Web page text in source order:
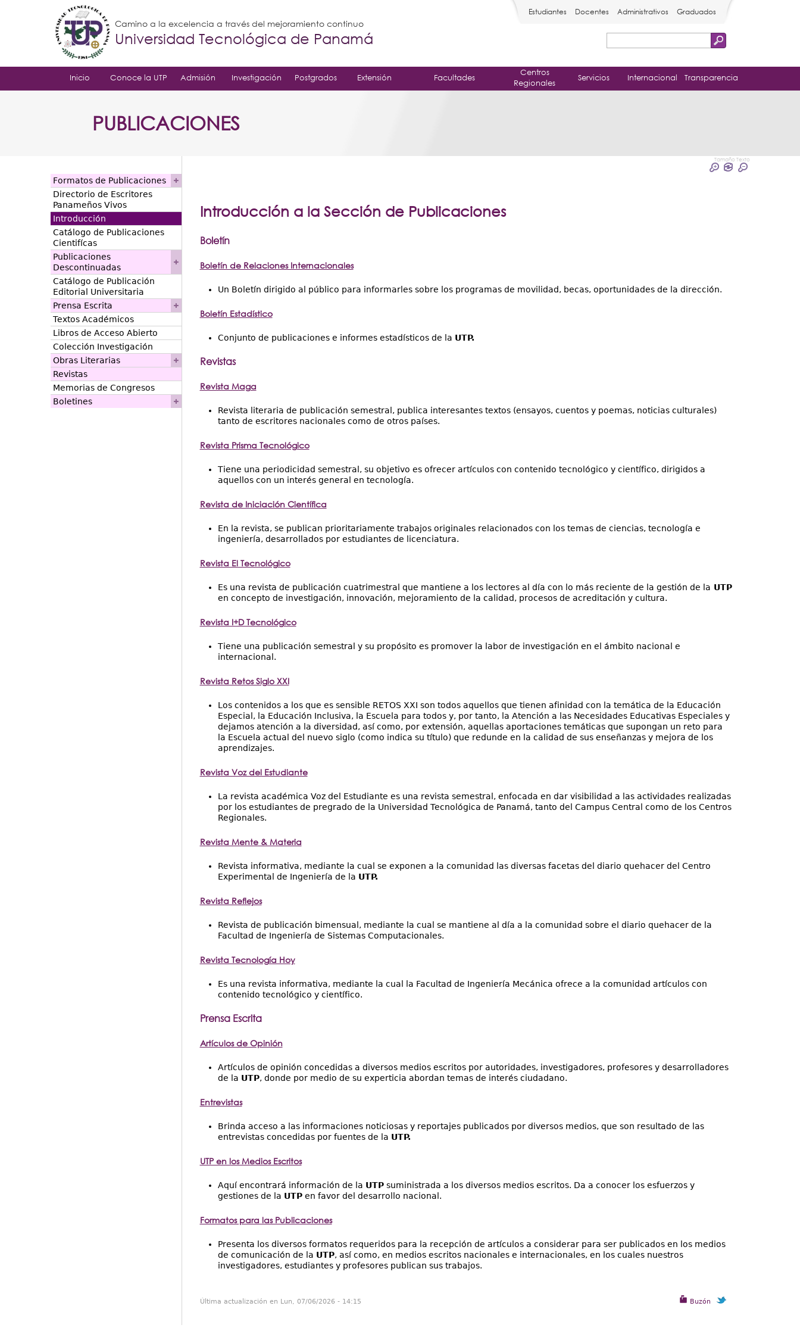
de
Estudiantes Docentes Administrativos Graduados
Camino a la excelencia a través del mejoramiento continuo
Universidad Tecnológica de Panamá
Inicio Conoce la UTP Admisión Investigación Postgrados Extensión Facultades
Centros
Regionales
Servicios Internacional Transparencia
PUBLICACIONES
Tamaño Texto
Introducción a la Sección de Publicaciones
Boletín
Boletín de Relaciones Internacionales
Un Boletín dirigido al público para informarles sobre los programas de movilidad, becas, oportunidades de la dirección.
Boletín Estadístico
Conjunto de publicaciones e informes estadísticos de la UTP.
Revistas
Revista Maga
Revista literaria de publicación semestral, publica interesantes textos (ensayos, cuentos y poemas, noticias culturales)
tanto de escritores nacionales como de otros países.
Revista Prisma Tecnológico
Tiene una periodicidad semestral, su objetivo es ofrecer artículos con contenido tecnológico y científico, dirigidos a
aquellos con un interés general en tecnología.
Revista de Iniciación Científica
En la revista, se publican prioritariamente trabajos originales relacionados con los temas de ciencias, tecnología e
ingeniería, desarrollados por estudiantes de licenciatura.
Revista El Tecnológico
Es una revista de publicación cuatrimestral que mantiene a los lectores al día con lo más reciente de la gestión de la UTP
en concepto de investigación, innovación, mejoramiento de la calidad, procesos de acreditación y cultura.
Revista I+D Tecnológico
Tiene una publicación semestral y su propósito es promover la labor de investigación en el ámbito nacional e
internacional.
Revista Retos Siglo XXI
Los contenidos a los que es sensible RETOS XXI son todos aquellos que tienen afinidad con la temática de la Educación
Especial, la Educación Inclusiva, la Escuela para todos y, por tanto, la Atención a las Necesidades Educativas Especiales y
dejamos atención a la diversidad, así como, por extensión, aquellas aportaciones temáticas que supongan un reto para
la Escuela actual del nuevo siglo (como indica su título) que redunde en la calidad de sus enseñanzas y mejora de los
aprendizajes.
Revista Voz del Estudiante
La revista académica Voz del Estudiante es una revista semestral, enfocada en dar visibilidad a las actividades realizadas
por los estudiantes de pregrado de la Universidad Tecnológica de Panamá, tanto del Campus Central como de los Centros
Regionales.
Revista Mente & Materia
Revista informativa, mediante la cual se exponen a la comunidad las diversas facetas del diario quehacer del Centro
Experimental de Ingeniería de la UTP.
Revista Reflejos
Revista de publicación bimensual, mediante la cual se mantiene al día a la comunidad sobre el diario quehacer de la
Facultad de Ingeniería de Sistemas Computacionales.
Revista Tecnología Hoy
Es una revista informativa, mediante la cual la Facultad de Ingeniería Mecánica ofrece a la comunidad artículos con
contenido tecnológico y científico.
Prensa Escrita
Artículos de Opinión
Artículos de opinión concedidas a diversos medios escritos por autoridades, investigadores, profesores y desarrolladores
de la UTP, donde por medio de su experticia abordan temas de interés ciudadano.
Entrevistas
Brinda acceso a las informaciones noticiosas y reportajes publicados por diversos medios, que son resultado de las
entrevistas concedidas por fuentes de la UTP.
UTP en los Medios Escritos
Aquí encontrará información de la UTPsuministrada a los diversos medios escritos. Da a conocer los esfuerzos y
gestiones de la UTPen favor del desarrollo nacional.
Formatos para las Publicaciones
Presenta los diversos formatos requeridos para la recepción de artículos a considerar para ser publicados en los medios
de comunicación de la UTP, así como, en medios escritos nacionales e internacionales, en los cuales nuestros
investigadores, estudiantes y profesores publican sus trabajos.
Buzón
Última actualización en Lun, 07/06/2026 - 14:15
Formatos de Publicaciones
Directorio de Escritores
Panameños Vivos
Introducción
Catálogo de Publicaciones
Cientifícas
Publicaciones
Descontinuadas
Catálogo de Publicación
Editorial Universitaria
Prensa Escrita
Textos Académicos
Libros de Acceso Abierto
Colección Investigación
Obras Literarias
Revistas
Memorias de Congresos
Boletines